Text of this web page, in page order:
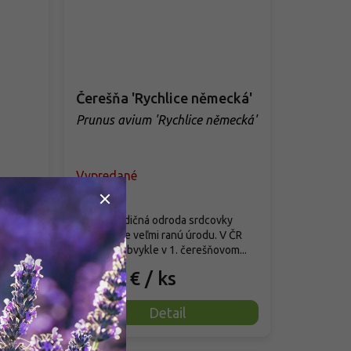
Čerešňa 'Rychlice německá'
Prunus avium 'Rychlice německá'
Vypredané
13,90 € / ks
Detail
Staršia tradičná odroda srdcovky
cenená pre veľmi ranú úrodu. V ČR
dozrieva obvykle v 1. čerešňovom...